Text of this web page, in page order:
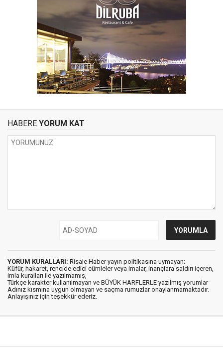
HABERE YORUM KAT
YORUM KURALLARI: Risale Haber yayın politikasına uymayan;
Küfür, hakaret, rencide edici cümleler veya imalar, inançlara saldırı içeren,
imla kuralları ile yazılmamış,
Türkçe karakter kullanılmayan ve BÜYÜK HARFLERLE yazılmış yorumlar
Adınız kısmına uygun olmayan ve saçma rumuzlar onaylanmamaktadır.
Anlayışınız için teşekkür ederiz.